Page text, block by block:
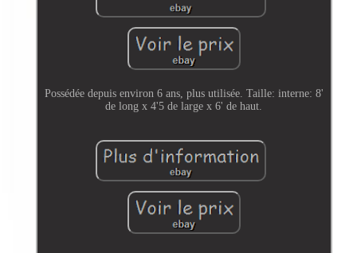
Possédée depuis environ 6 ans, plus utilisée. Taille: interne: 8'
de long x 4'5 de large x 6' de haut.